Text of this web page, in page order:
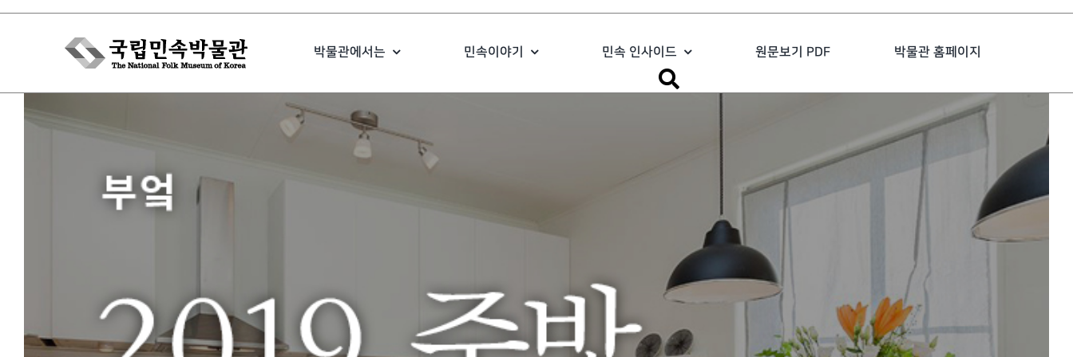
Skip
박물관에서는 민속이야기 민속 인사이드 원문보기 PDF 박물관 홈페이지